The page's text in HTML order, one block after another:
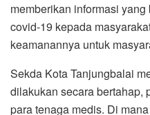
memberikan informasi
covid-19 kepada
keamanannya untuk
Sekda Kota Tanjungbalai
dilakukan secara bertahap,
para tenaga medis. Di